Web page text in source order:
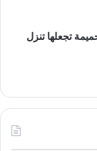
تجعلها تنزل